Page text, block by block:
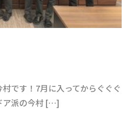
です！7月に入ってからぐぐぐ
ア派の今村 […]